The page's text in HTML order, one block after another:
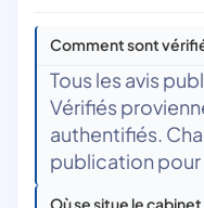
Comment sont
Tous les avis
Vérifiés
authentifiés.
publication